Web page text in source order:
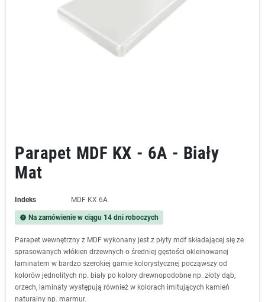
Parapet MDF KX - 6A - Biały
Mat
Indeks MDF KX 6A
new_releases Na zamówienie w ciągu 14 dni roboczych
Parapet wewnętrzny z MDF wykonany jest z płyty mdf składającej się ze
sprasowanych włókien drzewnych o średniej gęstości okleinowanej
laminatem w bardzo szerokiej gamie kolorystycznej począwszy od
kolorów jednolitych np. biały po kolory drewnopodobne np. złoty dąb,
orzech, laminaty występują również w kolorach imitujących kamień
naturalny np. marmur.